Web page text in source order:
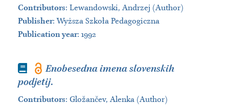
Contributors: Lewandowski, Andrzej (Author)
Publisher: Wyższa Szkoła Pedagogiczna
Publication year: 1992
Book Enobesedna imena slovenskih
podjetij.
Contributors: Gložančev, Alenka (Author)